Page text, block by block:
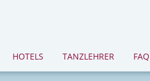
HOTELS TANZLEHRER FAQ